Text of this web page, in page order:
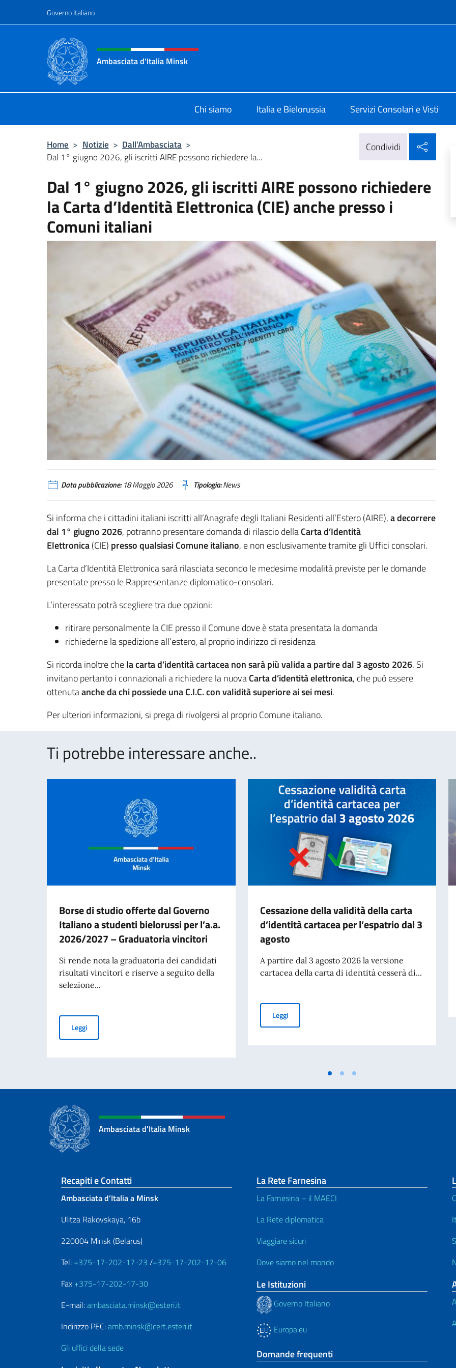
Governo Italiano
Intestazione sito, social e menù
Ambasciata d'Italia Minsk
Chi siamo Italia e Bielorussia Servizi Consolari e Visti
Home > Notizie > Dall’Ambasciata >
Dal 1° giugno 2026, gli iscritti AIRE possono richiedere la...
Condividi
Dal 1° giugno 2026, gli iscritti AIRE possono richiedere
la Carta d’Identità Elettronica (CIE) anche presso i
Comuni italiani
Data pubblicazione:18 Maggio 2026 Tipologia:News
Si informa che i cittadini italiani iscritti all’Anagrafe degli Italiani Residenti all’Estero (AIRE),a decorrere
dal 1° giugno 2026, potranno presentare domanda di rilascio dellaCarta d’Identità
Elettronica(CIE) presso qualsiasi Comuneitaliano, e non esclusivamente tramite gli Uffici consolari.
La Carta d’Identità Elettronica sarà rilasciata secondo le medesime modalità previste per le domande
presentate presso le Rappresentanze diplomatico-consolari.
L’interessato potrà scegliere tra due opzioni:
ritirare personalmente la CIE presso il Comune dove è stata presentata la domanda
richiederne la spedizione all’estero, al proprio indirizzo di residenza
Si ricorda inoltre chela carta d’identità cartacea non sarà più valida a partire dal 3 agosto 2026. Si
invitano pertanto i connazionali a richiedere la nuovaCarta d’identità elettronica, che può essere
ottenutaanche da chi possiede una C.I.C. con validità superiore ai sei mesi.
Per ulteriori informazioni, si prega di rivolgersi al proprio Comune italiano.
Ti potrebbe interessare anche..
Borse di studio offerte dal Governo
Italiano a studenti bielorussi per l’a.a.
2026/2027 – Graduatoria vincitori
Si rende nota la graduatoria dei candidati
risultati vincitori e riserve a seguito della
selezione...
LeggiBorse di studio offerte dal Governo Italiano a studenti bielorussi per l’a.a. 2026/2027 – Graduatoria vincitori
Cessazione della validità della carta
d’identità cartacea per l’espatrio dal 3
agosto
A partire dal 3 agosto 2026 la versione
cartacea della carta di identità cesserà di...
LeggiCessazione della validità della carta d’identità
Ambasciata d'Italia Minsk
Sezione footer
Recapiti e Contatti
Ambasciata d’Italia a Minsk
Ulitza Rakovskaya, 16b
220004 Minsk (Belarus)
Tel: +375-17-202-17-23 /+375-17-202-17-06
Fax +375-17-202-17-30
E-mail:ambasciata.minsk@esteri.it
Indirizzo PEC:amb.minsk@cert.esteri.it
Gli uffici della sede
La Rete Farnesina
La Farnesina – il MAECI
La Rete diplomatica
Viaggiare sicuri
Dove siamo nel mondo
Le Istituzioni
Governo Italiano
Europa.eu
Domande frequenti